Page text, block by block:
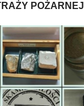
POŻARNEJ